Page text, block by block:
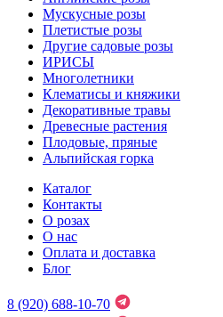
Мускусные розы
Плетистые розы
Другие садовые розы
ИРИСЫ
Многолетники
Клематисы и княжики
Декоративные травы
Древесные растения
Плодовые, пряные
Альпийская горка
Каталог
Контакты
О розах
О нас
Оплата и доставка
Блог
8 (920) 688-10-70